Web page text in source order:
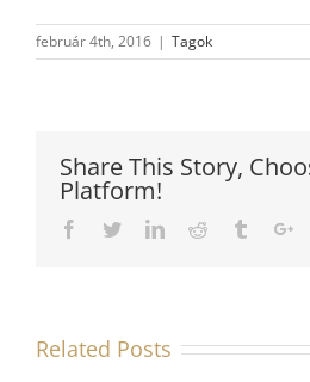
február 4th, 2016 | Tagok
Share This Story,
Platform!
Facebook
TwitterLinkedinReddit Tumblr
Related Posts